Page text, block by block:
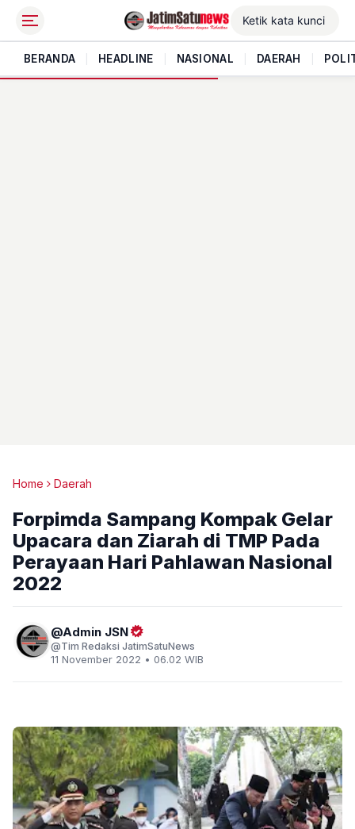
BERANDA HEADLINE NASIONAL DAERAH
Home Daerah
Forpimda Sampang Kompak Gelar
Upacara dan Ziarah di TMP Pada
Perayaan Hari Pahlawan Nasional
2022
Admin JSN
Tim Redaksi JatimSatuNews
11 November 2022 • 06.02 WIB